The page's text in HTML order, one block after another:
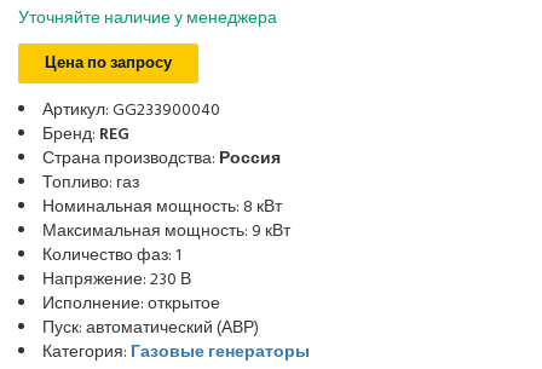
Уточняйте наличие у менеджера
Цена по запросу
Артикул: GG233900040
Бренд: REG
Страна производства: Россия
Топливо: газ
Номинальная мощность: 8 кВт
Максимальная мощность: 9 кВт
Количество фаз: 1
Напряжение: 230 В
Исполнение: открытое
Пуск: автоматический (АВР)
Категория: Газовые генераторы